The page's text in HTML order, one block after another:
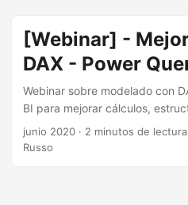
[Webinar] -
DAX - Power
Webinar sobre modelado con
BI para mejorar cálculos,
analítico.
junio 2020 · 2 minutos de lectura
Russo